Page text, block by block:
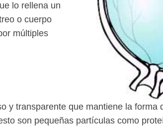
lo rellena un
o cuerpo
múltiples
y transparente que mantiene la forma
son pequeñas partículas como